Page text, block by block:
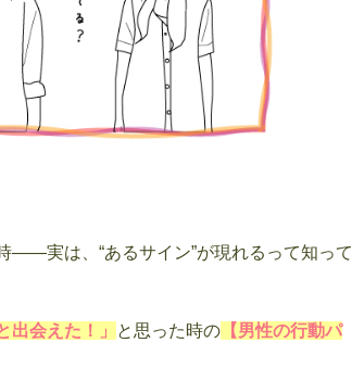
――実は、“あるサイン”が現れるって知って
出会えた！」 と思った時の 【男性の行動パ